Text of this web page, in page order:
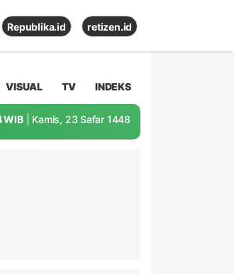
Republika.id retizen.id
VISUAL TV INDEKS
WIB | Kamis, 23 Safar 1448